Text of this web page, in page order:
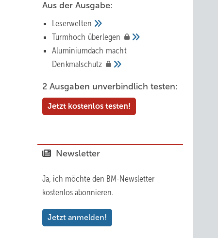
Aus der Ausgabe:
Leserwelten
Tur mhoch überlegen
Aluminiumdach macht
Denkmalschutz
2 Ausgaben unverbindlich testen:
Jetzt kostenlos testen!
Newsletter
Ja, ich möchte den BM-Newsletter
kostenlos abonnieren.
Jetzt anmelden!